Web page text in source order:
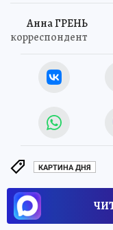
Анна ГРЕНЬ
корреспондент
КАРТИНА ДНЯ